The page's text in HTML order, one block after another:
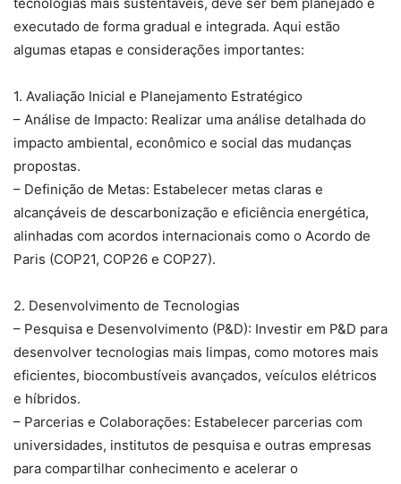
executado de forma gradual e integrada. Aqui estão
algumas etapas e considerações importantes:
1. Avaliação Inicial e Planejamento Estratégico
– Análise de Impacto: Realizar uma análise detalhada do
impacto ambiental, econômico e social das mudanças
propostas.
– Definição de Metas: Estabelecer metas claras e
alcançáveis de descarbonização e eficiência energética,
alinhadas com acordos internacionais como o Acordo de
Paris (COP21, COP26 e COP27).
2. Desenvolvimento de Tecnologias
– Pesquisa e Desenvolvimento (P&D): Investir em P&D para
desenvolver tecnologias mais limpas, como motores mais
eficientes, biocombustíveis avançados, veículos elétricos
e híbridos.
– Parcerias e Colaborações: Estabelecer parcerias com
universidades, institutos de pesquisa e outras empresas
para compartilhar conhecimento e acelerar o